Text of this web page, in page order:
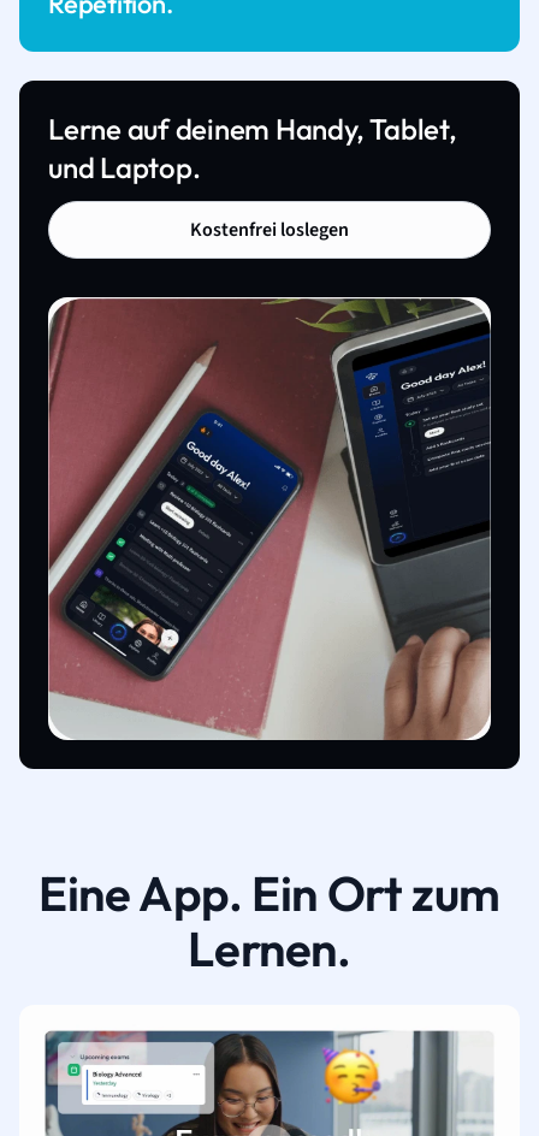
Lerne auf deinem Handy, Tablet,
und Laptop.
Kostenfrei loslegen
Eine App. Ein Ort zum
Lernen.